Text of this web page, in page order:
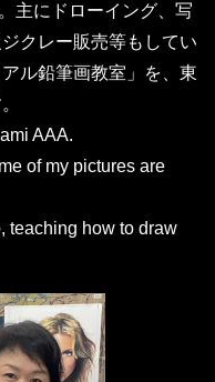
主にドローイング、写
クレー販売等もしてい
ル鉛筆画教室」を、東
AAA.
of my pictures are
teaching how to draw